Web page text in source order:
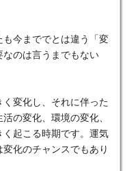
今まででとは違う「変
のは言うまでもない
変化し、それに伴った
の変化、環境の変化、
く起こる時期です。運気
化のチャンスでもあり